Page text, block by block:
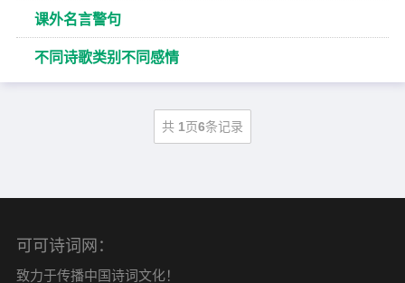
课外名言警句
不同诗歌类别不同感情
共 1页6条记录
可可诗词网：
致力于传播中国诗词文化！